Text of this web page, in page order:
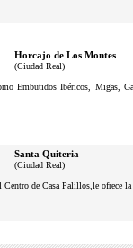
Horcajo de Los Montes
(Ciudad Real)
Embutidos Ibéricos, Migas,
Santa Quiteria
(Ciudad Real)
Centro de Casa Palillos,le ofrece